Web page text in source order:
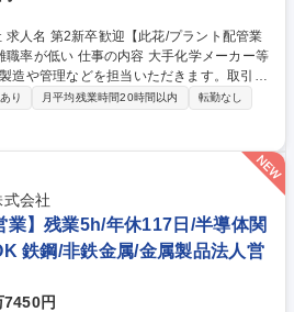
大手化学メーカー等
造や管理などを担当いただきます。取引先
作し取引先で現場合わせを行うまでをお任
を外注にお任せし
そのため突発的な対応はほとんどなく、残
環境を保っています。まれに突発的な依頼
日手当を支給しております。【教育体制】
します。図面の読み方や溶接技術が身に着
資格取得も支援している為、手に職が付け
り 月平均残業時間20時間以内
転勤なし
会社
業】残業5h/年休117日/半導体関
鉄鋼/非鉄金属/金属製品法人営
円